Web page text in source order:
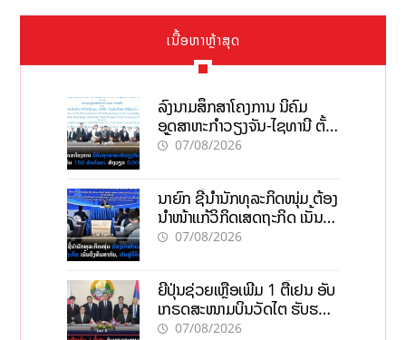
ເນື້ອຫາຫຼ້າສຸດ
ລົງນາມສຶກສາໂຄງການ ນິຄົມ
ອຸດສາຫະກຳວຽງຈັນ-ໄຊທານີ ຕັ້ງ
ເປົ້າດຶງທຶນ 150 ລ້ານໂດລາ, ສ້າງ
07/08/2026
ນາຍົກ ຊີ້ນຳນັກທຸລະກິດໜຸ່ມ ຕ້ອງ
ນຳໜ້າແກ້ວິກິດເສດຖະກິດ ເນັ້ນດຶງ
ທຶນສາກົນ, ຫັນສູ່ດິຈິຕອນ
07/08/2026
ຍີ່ປຸ່ນຊ່ວຍເຫຼືອເພີ່ມ 1 ຕື້ເຢນ ອັບ
ເກຣດສະໜາມບິນວັດໄຕ ຮັບຮອງ
ການເຕີບໂຕ
07/08/2026